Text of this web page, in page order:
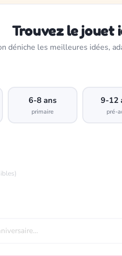
Trouvez le jouet
déniche les meilleures idées,
6-8 ans
primaire
9-12
pré-